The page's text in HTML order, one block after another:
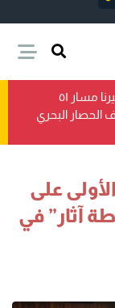
القيادة المركزية الأمريكية: غيرنا مسار ٥١
الحصار البحري
على
آثار” في